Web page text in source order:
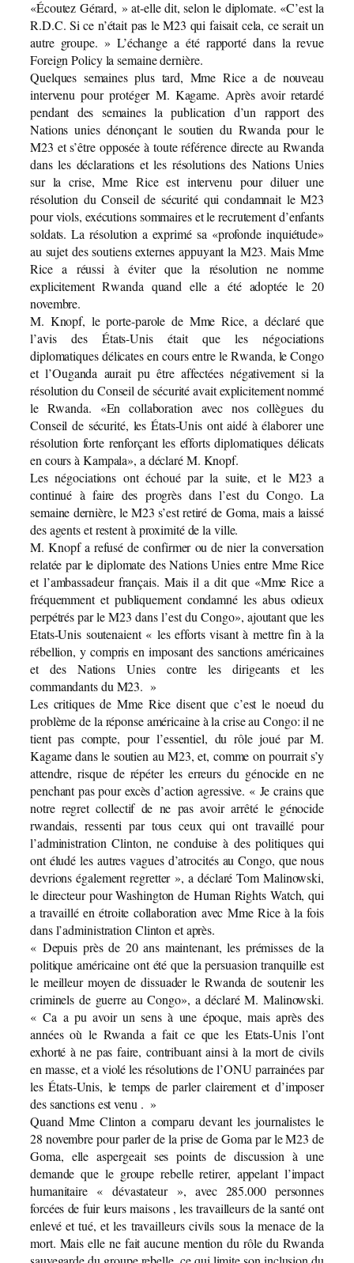
«Écoutez Gérard, » at-elle dit, selon le diplomate. «C’est la
R.D.C. Si ce n’était pas le M23 qui faisait cela, ce serait un
autre groupe. » L’échange a été rapporté dans la revue
Foreign Policy la semaine dernière.
Quelques semaines plus tard, Mme Rice a de nouveau
intervenu pour protéger M. Kagame. Après avoir retardé
pendant des semaines la publication d’un rapport des
Nations unies dénonçant le soutien du Rwanda pour le
M23 et s’être opposée à toute référence directe au Rwanda
dans les déclarations et les résolutions des Nations Unies
sur la crise, Mme Rice est intervenu pour diluer une
résolution du Conseil de sécurité qui condamnait le M23
pour viols, exécutions sommaires et le recrutement d’enfants
soldats. La résolution a exprimé sa «profonde inquiétude»
au sujet des soutiens externes appuyant la M23. Mais Mme
Rice a réussi à éviter que la résolution ne nomme
explicitement Rwanda quand elle a été adoptée le 20
novembre.
M. Knopf, le porte-parole de Mme Rice, a déclaré que
l’avis des États-Unis était que les négociations
diplomatiques délicates en cours entre le Rwanda, le Congo
et l’Ouganda aurait pu être affectées négativement si la
résolution du Conseil de sécurité avait explicitement nommé
le Rwanda. «En collaboration avec nos collègues du
Conseil de sécurité, les États-Unis ont aidé à élaborer une
résolution forte renforçant les efforts diplomatiques délicats
en cours à Kampala», a déclaré M. Knopf.
Les négociations ont échoué par la suite, et le M23 a
continué à faire des progrès dans l’est du Congo. La
semaine dernière, le M23 s’est retiré de Goma, mais a laissé
des agents et restent à proximité de la ville.
M. Knopf a refusé de confirmer ou de nier la conversation
relatée par le diplomate des Nations Unies entre Mme Rice
et l’ambassadeur français. Mais il a dit que «Mme Rice a
fréquemment et publiquement condamné les abus odieux
perpétrés par le M23 dans l’est du Congo», ajoutant que les
Etats-Unis soutenaient « les efforts visant à mettre fin à la
rébellion, y compris en imposant des sanctions américaines
et des Nations Unies contre les dirigeants et les
commandants du M23. »
Les critiques de Mme Rice disent que c’est le noeud du
problème de la réponse américaine à la crise au Congo: il ne
tient pas compte, pour l’essentiel, du rôle joué par M.
Kagame dans le soutien au M23, et, comme on pourrait s’y
attendre, risque de répéter les erreurs du génocide en ne
penchant pas pour excès d’action agressive. « Je crains que
notre regret collectif de ne pas avoir arrêté le génocide
rwandais, ressenti par tous ceux qui ont travaillé pour
l’administration Clinton, ne conduise à des politiques qui
ont éludé les autres vagues d’atrocités au Congo, que nous
devrions également regretter », a déclaré Tom Malinowski,
le directeur pour Washington de Human Rights Watch, qui
a travaillé en étroite collaboration avec Mme Rice à la fois
dans l’administration Clinton et après.
« Depuis près de 20 ans maintenant, les prémisses de la
politique américaine ont été que la persuasion tranquille est
le meilleur moyen de dissuader le Rwanda de soutenir les
criminels de guerre au Congo», a déclaré M. Malinowski.
« Ca a pu avoir un sens à une époque, mais après des
années où le Rwanda a fait ce que les Etats-Unis l’ont
exhorté à ne pas faire, contribuant ainsi à la mort de civils
en masse, et a violé les résolutions de l’ONU parrainées par
les États-Unis, le temps de parler clairement et d’imposer
des sanctions est venu . »
Quand Mme Clinton a comparu devant les journalistes le
28 novembre pour parler de la prise de Goma par le M23 de
Goma, elle aspergeait ses points de discussion à une
demande que le groupe rebelle retirer, appelant l’impact
humanitaire « dévastateur », avec 285.000 personnes
forcées de fuir leurs maisons , les travailleurs de la santé ont
enlevé et tué, et les travailleurs civils sous la menace de la
mort. Mais elle ne fait aucune mention du rôle du Rwanda